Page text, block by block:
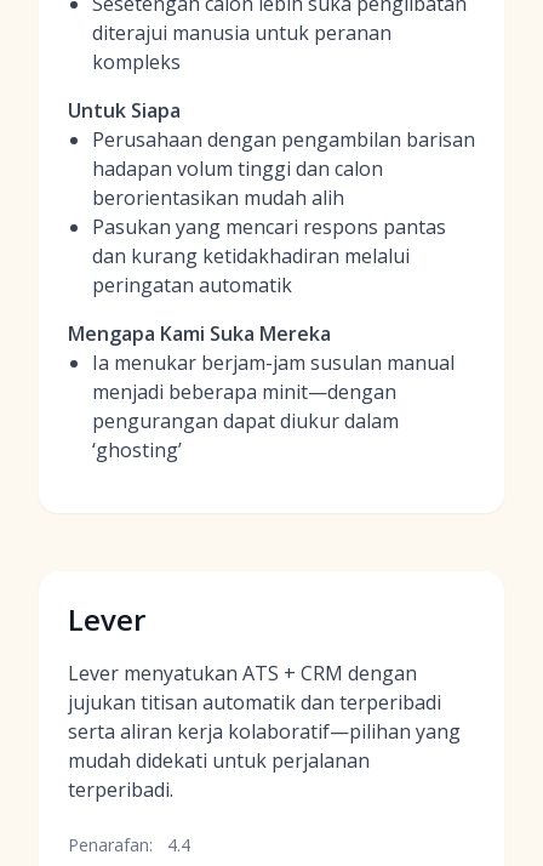
diterajui manusia untuk peranan
kompleks
Untuk Siapa
Perusahaan dengan pengambilan barisan
hadapan volum tinggi dan calon
berorientasikan mudah alih
Pasukan yang mencari respons pantas
dan kurang ketidakhadiran melalui
peringatan automatik
Mengapa Kami Suka Mereka
Ia menukar berjam-jam susulan manual
menjadi beberapa minit—dengan
pengurangan dapat diukur dalam
‘ghosting’
Lever
Lever menyatukan ATS + CRM dengan
jujukan titisan automatik dan terperibadi
serta aliran kerja kolaboratif—pilihan yang
mudah didekati untuk perjalanan
terperibadi.
Penarafan: 4.4